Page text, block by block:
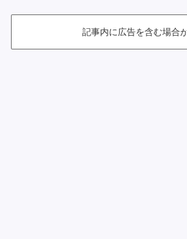
記事内に広告を含む場合